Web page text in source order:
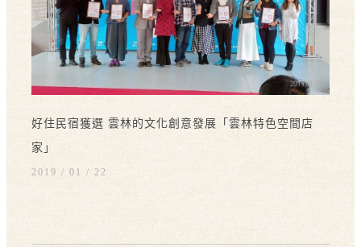
好住民宿獲選 雲林的文化創意發展「雲林特色空間店
家」
2019 / 01 22